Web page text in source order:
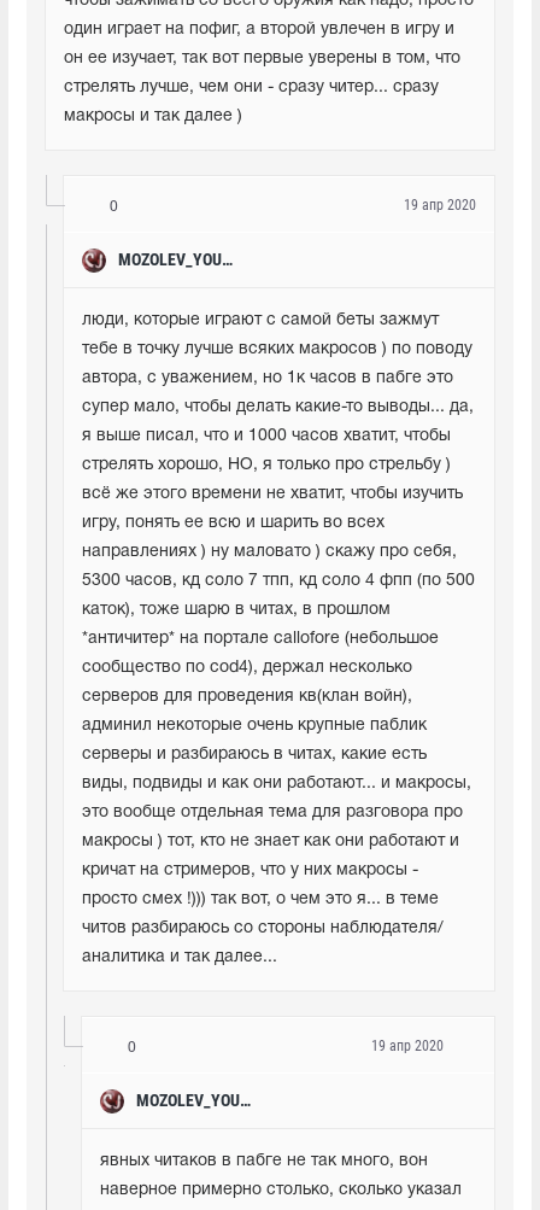
один играет на пофиг, а второй увлечен в игру и
он ее изучает, так вот первые уверены в том, что
стрелять лучше, чем они - сразу читер... сразу
макросы и так далее )
0
MOZOLEV_YOUTUBE
19 апр 2020
люди, которые играют с самой беты зажмут
тебе в точку лучше всяких макросов ) по поводу
автора, с уважением, но 1к часов в пабге это
супер мало, чтобы делать какие-то выводы... да,
я выше писал, что и 1000 часов хватит, чтобы
стрелять хорошо, НО, я только про стрельбу )
всё же этого времени не хватит, чтобы изучить
игру, понять ее всю и шарить во всех
направлениях ) ну маловато ) скажу про себя,
5300 часов, кд соло 7 тпп, кд соло 4 фпп (по 500
каток), тоже шарю в читах, в прошлом
*античитер* на портале callofore (небольшое
сообщество по cod4), держал несколько
серверов для проведения кв(клан войн),
админил некоторые очень крупные паблик
серверы и разбираюсь в читах, какие есть
виды, подвиды и как они работают... и макросы,
это вообще отдельная тема для разговора про
макросы ) тот, кто не знает как они работают и
кричат на стримеров, что у них макросы -
просто смех !))) так вот, о чем это я... в теме
читов разбираюсь со стороны наблюдателя/
аналитика и так далее...
0
MOZOLEV_YOUTUBE
19 апр 2020
явных читаков в пабге не так много, вон
наверное примерно столько, сколько указал